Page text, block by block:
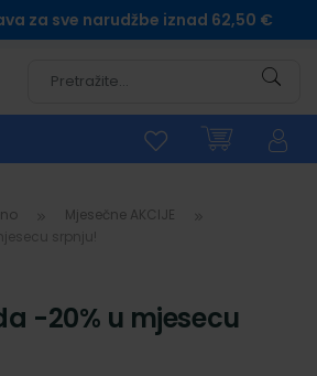
za sve narudžbe iznad 62,50 €
Mjesečne AKCIJE
-20% u mjesecu